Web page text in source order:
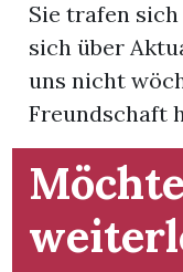
Sie trafen
sich über
uns nicht
Freundschaft